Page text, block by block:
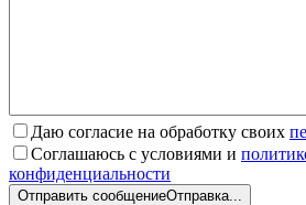
Даю согласие на обработку своих
Соглашаюсь с условиями и
конфиденциальности
Отправить сообщениеОтправка...